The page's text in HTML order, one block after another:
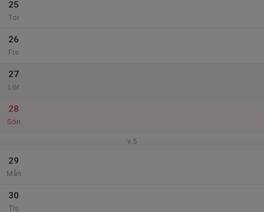
25
Tor
26
Fre
27
Lör
28
Sön
v.5
29
Mån
30
Tis